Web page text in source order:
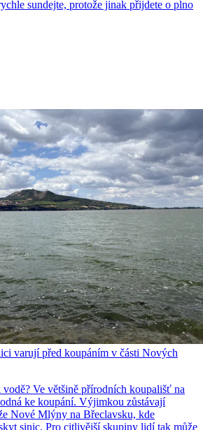
sundejte, protože jinak přijdete o plno
varují před koupáním v části Nových
Ve většině přírodních koupališť na
ke koupání. Výjimkou zůstávají
Nové Mlýny na Břeclavsku, kde
sinic. Pro citlivější skupiny lidí tak může